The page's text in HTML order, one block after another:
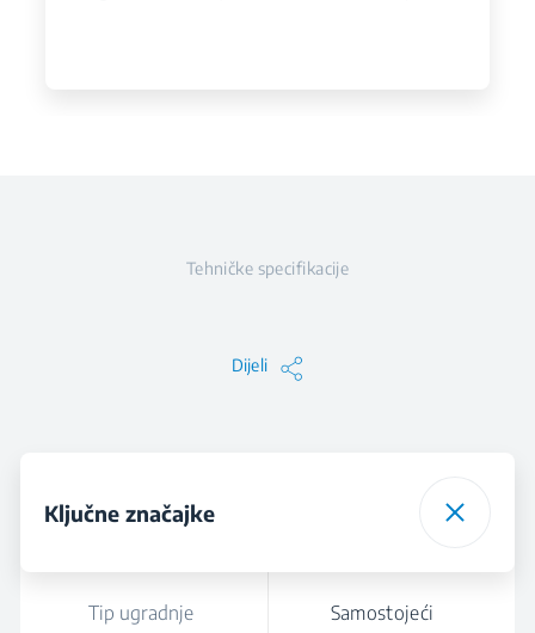
Tehničke specifikacije
Dijeli
Ključne značajke
Tip ugradnje Samostojeći